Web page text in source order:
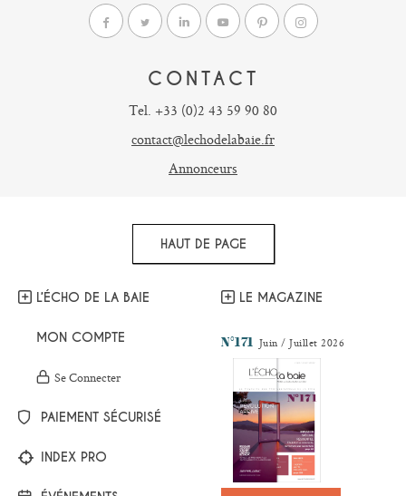
CONTACT
Tel. +33 (0)2 43 59 90 80
contact@lechodelabaie.fr
Annonceurs
HAUT DE PAGE
L’ÉCHO DE LA BAIE
MON COMPTE
Se Connecter
PAIEMENT SÉCURISÉ
INDEX PRO
LE MAGAZINE
N°171 Juin / Juillet 2026